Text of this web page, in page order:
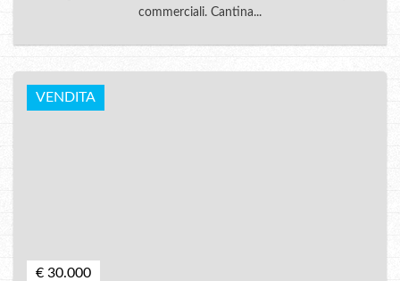
commerciali. Cantina...
VENDITA
€ 30.000